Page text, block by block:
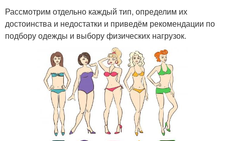
Рассмотрим отдельно каждый тип, определим их
достоинства и недостатки и приведём рекомендации по
подбору одежды и выбору физических нагрузок.